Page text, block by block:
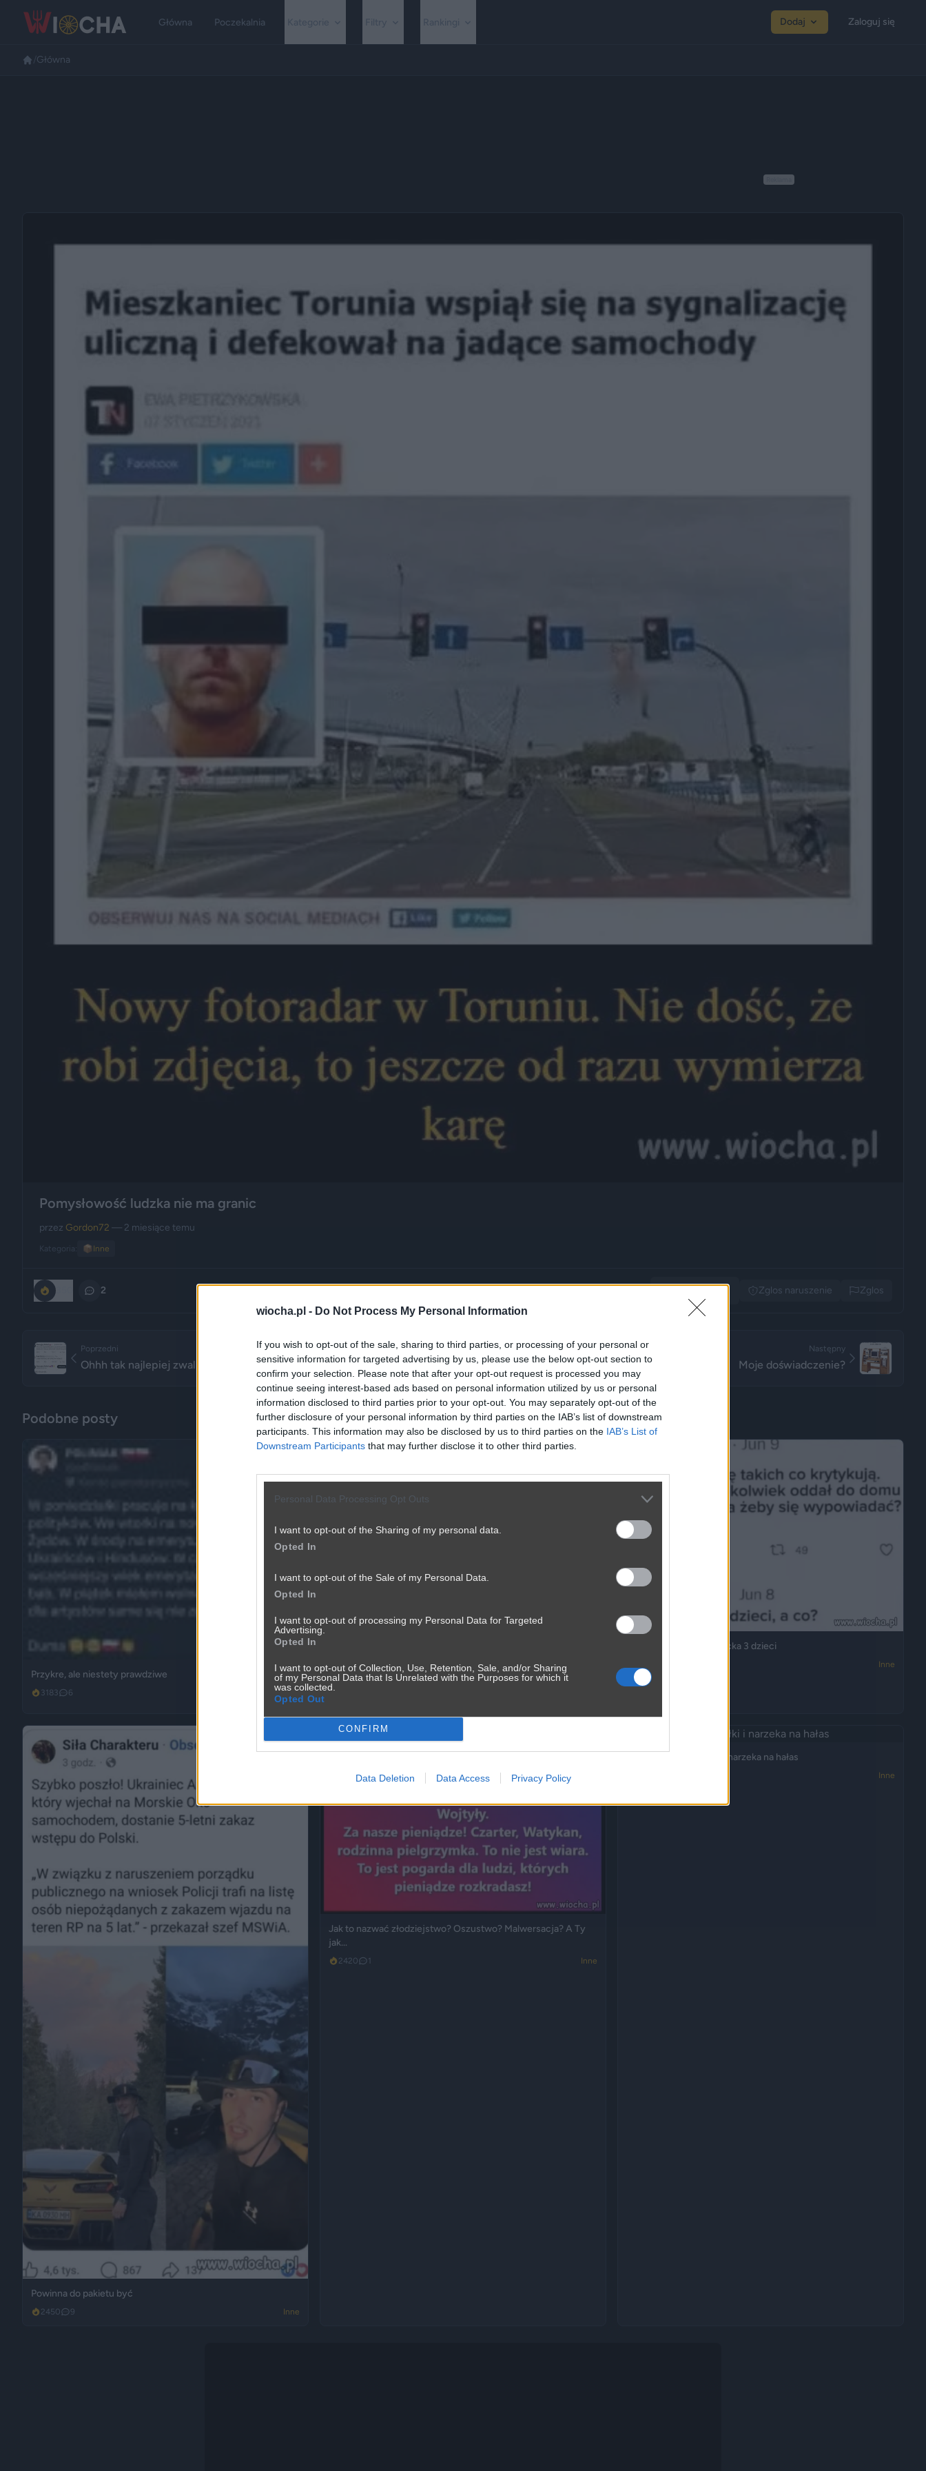
wiocha.pl - Do Not Process My Personal Information
If you wish to opt-out of the sale, sharing to third parties, or processing of your personal or
sensitive information for targeted advertising by us, please use the below opt-out section to
confirm your selection. Please note that after your opt-out request is processed you may
continue seeing interest-based ads based on personal information utilized by us or personal
information disclosed to third parties prior to your opt-out. You may separately opt-out of the
further disclosure of your personal information by third parties on the IAB’s list of downstream
participants. This information may also be disclosed by us to third parties on the IAB’s List of
Downstream Participants that may further disclose it to other third parties.
Personal Data Processing Opt Outs
I want to opt-out of the Sharing of my personal data.
Opted In
I want to opt-out of the Sale of my Personal Data.
Opted In
I want to opt-out of processing my Personal Data for Targeted
Advertising.
Opted In
I want to opt-out of Collection, Use, Retention, Sale, and/or Sharing
of my Personal Data that Is Unrelated with the Purposes for which it
was collected.
Opted Out
CONFIRM
Data Deletion Data Access Privacy Policy
Główna Poczekalnia Dodaj Zaloguj się
Główna
Pomysłowość ludzka nie ma granic
przez Gordon72 — 2 miesiące temu
Kategoria: 📦 Inne
2 Udostępnij Zglos naruszenie Zglos
Poprzedni
Ohhh tak najlepiej zwalić na kogoś
Następny
Moje doświadczenie?
Podobne posty
Przykre, ale niestety prawdziwe
3183 6 Inne
No w końcu
Oddałem do domu dziecka 3 dzieci
Inne
Powinna do pakietu być
2450 9 Inne
Jak to nazwać złodziejstwo? Oszustwo? Malwersacja? A Ty
jak...
2420 1 Inne
Ktoś kupił tanie działki i narzeka na hałas
Inne